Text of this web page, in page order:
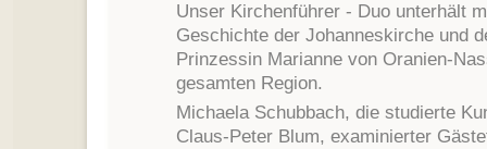
Unser Kirchenführer - Duo unterhält
Geschichte der Johanneskirche und
Prinzessin Marianne von Oranien-
gesamten Region.
Michaela Schubbach, die studierte
Claus-Peter Blum, examinierter